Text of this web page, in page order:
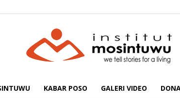
KABAR POSO GALERI VIDEO